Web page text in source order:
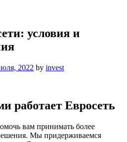
условия и
2022 by invest
работает Евросеть
вам принимать более
Мы придерживаемся